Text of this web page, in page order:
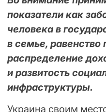
показатели как
человека в
в семье, равенство
распределение
и развитость
инфраструктуры.
Украина своим